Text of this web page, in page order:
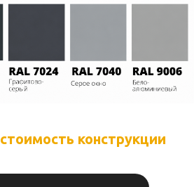
стоимость конструкции